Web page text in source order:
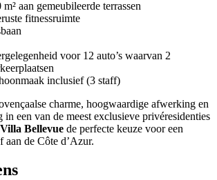
aan gemeubileerde terrassen
fitnessruimte
voor 12 auto’s waarvan 2
inclusief (3 staff)
charme, hoogwaardige afwerking en
een van de meest exclusieve privéresidenties
Villa Bellevue de perfecte keuze voor een
de Côte d’Azur.